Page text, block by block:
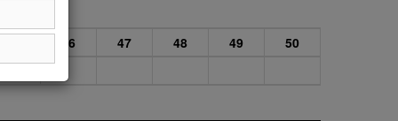
46 47 48 49
50